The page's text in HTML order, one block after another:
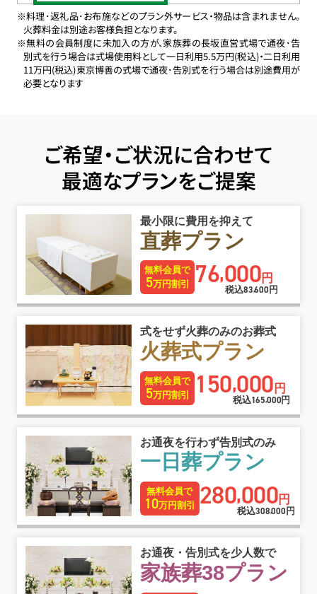
※料理･返礼品･お布施などのプラン外サービス・物品は含まれません。
火葬料金は別途お客様負担となります。
※無料の会員制度に未加入の方が、家族葬の長坂直営式場で通夜･告
別式を行う場合は式場使用料として一日利用5.5万円(税込)・二日利用
11万円(税込)東京博善の式場で通夜･告別式を行う場合は別途費用が
必要となります
ご希望・ご状況に合わせて
最適なプランをご提案
最小限に費用を抑えて
直葬プラン
無料会員で
5万円割引 76,000円
税込83,600円
式をせず火葬のみのお葬式
火葬式プラン
無料会員で
5万円割引 150,000 円
税込165,000円
お通夜を行わず告別式のみ
一日葬プラン
無料会員で
10万円割引 280,000円
税込308,000円
お通夜・告別式を少人数で
家族葬38プラン